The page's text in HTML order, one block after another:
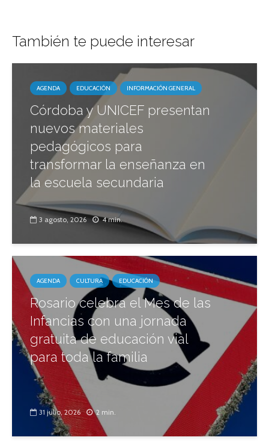
También te puede interesar
AGENDA EDUCACIÓN INFORMACIÓN GENERAL
Córdoba y UNICEF presentan
nuevos materiales
pedagógicos para
transformar la enseñanza en
la escuela secundaria
3 agosto, 2026 4 min.
AGENDA CULTURA EDUCACIÓN
Rosario celebra el Mes de las
Infancias con una jornada
gratuita de educación vial
para toda la familia
31 julio, 2026 2 min.